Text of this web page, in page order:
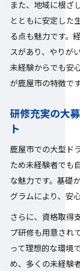
また、地域に根ざ
とともに安定した
る点も魅力です。
スがあり、やりが
未経験からでも安
が鹿屋市の特徴です
研修充実の大
ト
鹿屋市での大型ド
ため未経験者でも
な魅力です。基礎
グラムにより、安
さらに、資格取得
プ研修も用意され
って理想的な環境
め、多くの未経験